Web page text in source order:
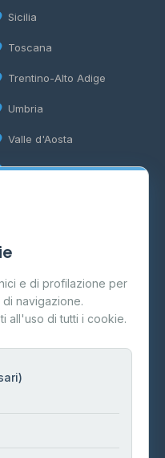
Sicilia
Toscana
Trentino-Alto Adige
Umbria
Valle d'Aosta
Veneto
e di profilazione per
navigazione.
all'uso di tutti i cookie.